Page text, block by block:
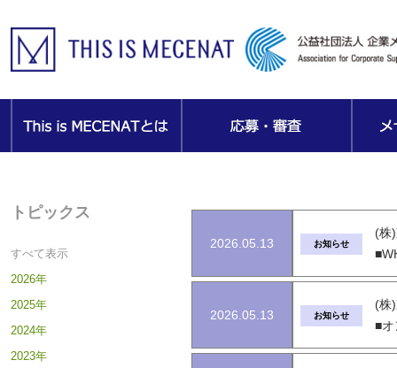
トピックス
すべて表示
2026年
2025年
2024年
2023年
2026.05.13 お知らせ
(株
2026.05.13 お知らせ
(株
■オ